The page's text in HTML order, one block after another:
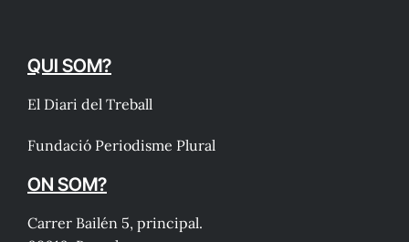
QUI SOM?
El Diari del Treball
Fundació Periodisme Plural
ON SOM?
Carrer Bailén 5, principal.